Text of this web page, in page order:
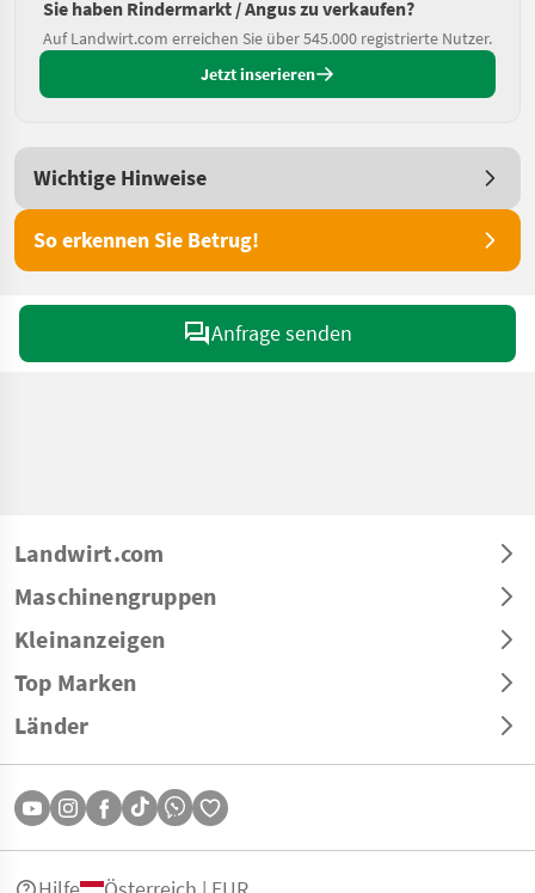
Sie haben Rindermarkt / Angus zu verkaufen?
Auf Landwirt.com erreichen Sie über 545.000 registrierte Nutzer.
Jetzt inserieren
Wichtige Hinweise
So erkennen Sie Betrug!
Anfrage senden
Landwirt.com
Maschinengruppen
Kleinanzeigen
Top Marken
Länder